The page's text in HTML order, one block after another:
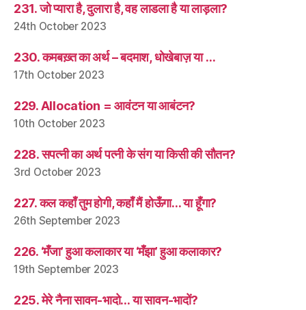
231. जो प्यारा है, दुलारा है, वह लाडला है या लाड़ला?
24th October 2023
230. कमबख़्त का अर्थ – बदमाश, धोखेबाज़ या …
17th October 2023
229. Allocation = आवंटन या आबंटन?
10th October 2023
228. सपत्नी का अर्थ पत्नी के संग या किसी की सौतन?
3rd October 2023
227. कल कहाँ तुम होगी, कहाँ मैं होऊँगा… या हूँगा?
26th September 2023
226. ‘मँजा’ हुआ कलाकार या ‘मँझा’ हुआ कलाकार?
19th September 2023
225. मेरे नैना सावन-भादो… या सावन-भादों?